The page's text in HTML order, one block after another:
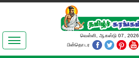
இலக்கியங்கள்
தமிழ் உலகம்
வெள்ளி, ஆகஸ்டு 07, 2026
பின்தொடர